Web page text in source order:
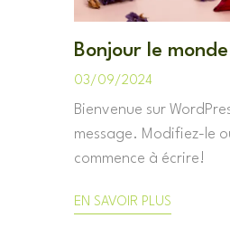
Bonjour le
03/09/2024
Bienvenue sur
message. Modifiez-le
commence à écrire!
EN SAVOIR PLUS